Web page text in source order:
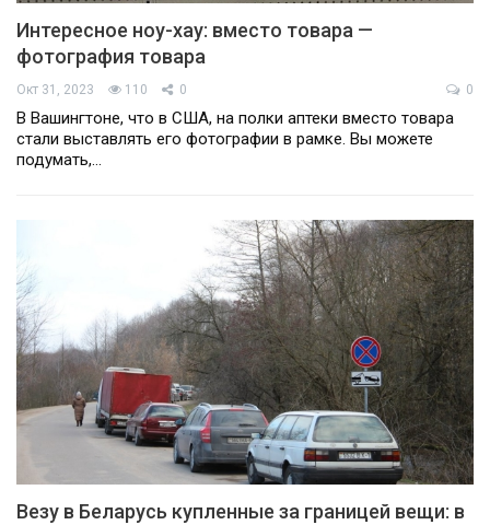
Интересное ноу-хау: вместо товара —
фотография товара
Окт 31, 2023 110 0 0
В Вашингтоне, что в США, на полки аптеки вместо товара
стали выставлять его фотографии в рамке. Вы можете
подумать,…
Везу в Беларусь купленные за границей вещи: в